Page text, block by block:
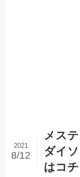
メス
ダイ
はコチ
2021
8/12